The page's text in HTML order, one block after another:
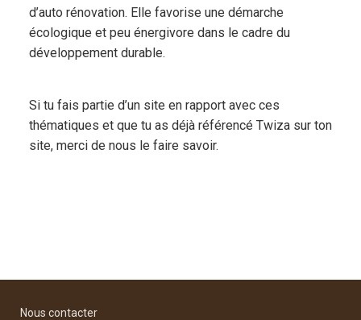
d’auto rénovation. Elle favorise une démarche
écologique et peu énergivore dans le cadre du
développement durable.
Si tu fais partie d’un site en rapport avec ces
thématiques et que tu as déjà référencé Twiza sur ton
site, merci de nous le faire savoir.
Nous contacter